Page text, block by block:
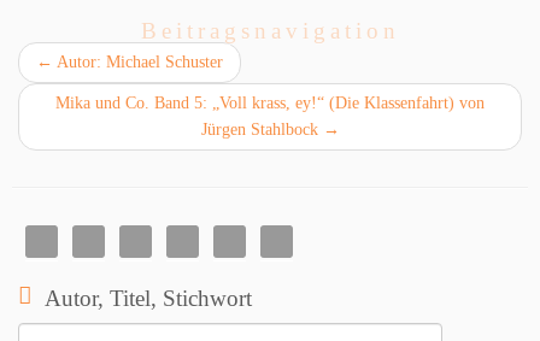
Beitragsnavigation
← Autor: Michael Schuster
Mika und Co. Band 5: „Voll krass, ey!“ (Die Klassenfahrt) von
Jürgen Stahlbock →
Autor, Titel, Stichwort